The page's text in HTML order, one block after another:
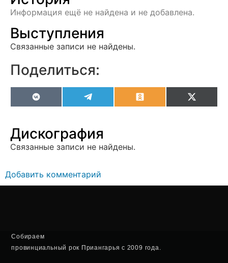
Информация ещё не найдена и не добавлена.
Выступления
Связанные записи не найдены.
Поделиться:
VK OdnoklassnikiX
Дискография
Связанные записи не найдены.
Добавить комментарий
Собираем
провинциальный рок Приангарья с 2009 года.